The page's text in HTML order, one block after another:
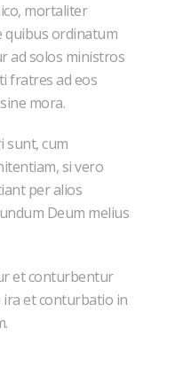
mortaliter
quibus ordinatum
ad solos ministros
fratres ad eos
mora.
sunt, cum
si vero
per alios
Deum melius
et conturbentur
ira et conturbatio in